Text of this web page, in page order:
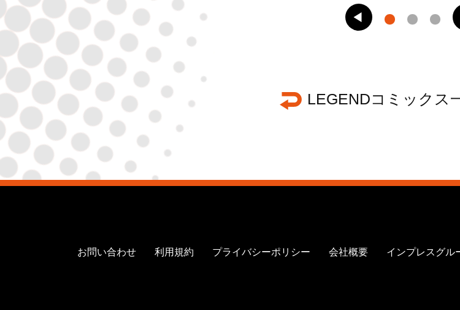
LEGENDコミックス
お問い合わせ 利用規約 プライバシーポリシー 会社概要 インプレスグル